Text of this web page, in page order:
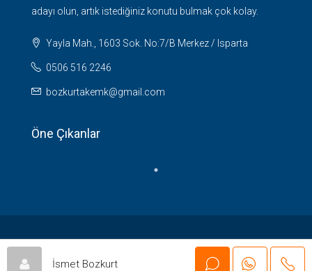
adayı olun, artık istediğiniz konutu bulmak çok kolay.
Yayla Mah., 1603 Sok. No:7/B Merkez / Isparta
0506 516 2246
bozkurtakemk@gmail.com
Öne Çıkanlar
© Çağrı Tasarım - Tüm Hakları Saklıdır
İsmet Bozkurt